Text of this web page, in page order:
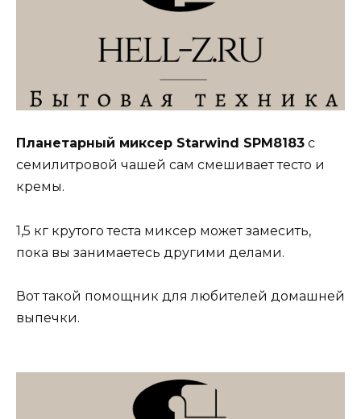
Планетарный миксер Starwind SPM8183 с
семилитровой чашей сам смешивает тесто и
кремы.
1,5 кг крутого теста миксер может замесить,
пока вы занимаетесь другими делами.
Вот такой помощник для любителей домашней
выпечки.